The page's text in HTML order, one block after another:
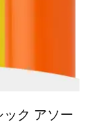
ク アソー